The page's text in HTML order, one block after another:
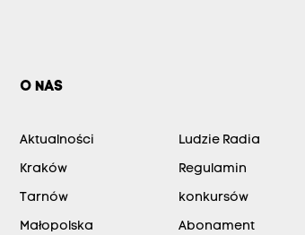
O NAS
Aktualności
Kraków
Tarnów
Małopolska
Ludzie Radia
Regulamin
konkursów
Abonament